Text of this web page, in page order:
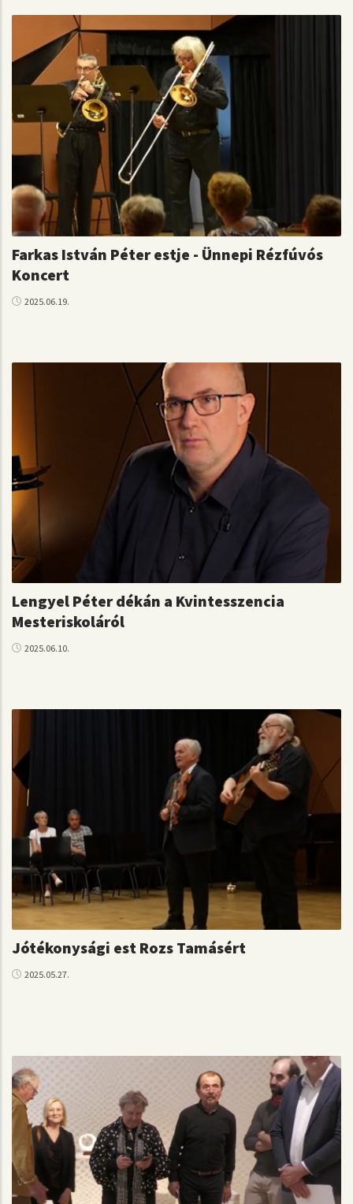
Farkas István Péter estje - Ünnepi Rézfúvós
Koncert
2025.06.19.
Lengyel Péter dékán a Kvintesszencia
Mesteriskoláról
2025.06.10.
Jótékonysági est Rozs Tamásért
2025.05.27.